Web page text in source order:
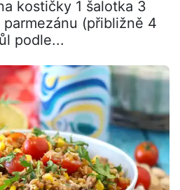
kostičky 1 šalotka 3
(přibližně 4
podle...